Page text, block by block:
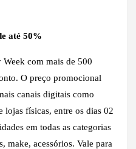
até 50%
com mais de 500
O preço promocional
canais digitais como
físicas, entre os dias 02
em todas as categorias
make, acessórios. Vale para